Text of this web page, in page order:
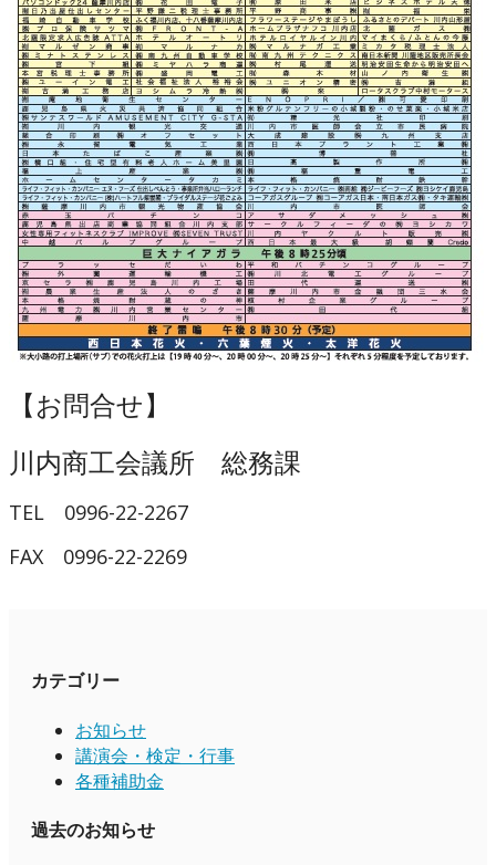
【お問合せ】
川内商工会議所 総務課
TEL 0996-22-2267
FAX 0996-22-2269
カテゴリー
お知らせ
講演会・検定・行事
各種補助金
過去のお知らせ